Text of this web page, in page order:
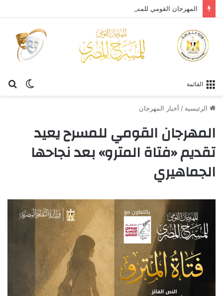
الوضع
القائمة
الرئيسية / أخبار المهرجان
المهرجان القومي للمسرح يعيد
تقديم «فتاة المترو» بعد نجاحها
الجماهيري